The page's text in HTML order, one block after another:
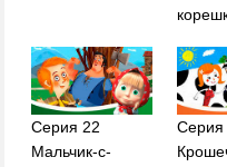
Серия 22
Мальчик-с-
Серия